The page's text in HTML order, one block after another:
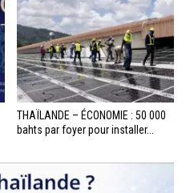
THAÏLANDE – ÉCONOMIE : 50 000
bahts par foyer pour installer...